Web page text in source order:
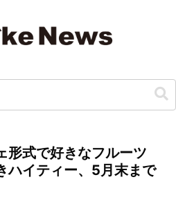
形式で好きなフルーツ
ハイティー、5月末まで